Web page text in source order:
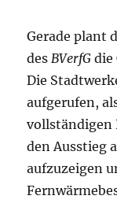
Gerade plant
des BVerfG die
Die
aufgerufen,
vollständigen
den Ausstieg
aufzuzeigen